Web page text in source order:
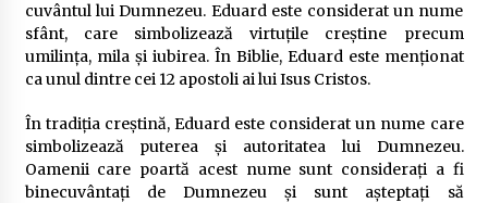
cuvântul lui Dumnezeu. Eduard este considerat un nume
sfânt, care simbolizează virtuțile creștine precum
umilința, mila și iubirea. În Biblie, Eduard este menționat
ca unul dintre cei 12 apostoli ai lui Isus Cristos.
În tradiția creștină, Eduard este considerat un nume care
simbolizează puterea și autoritatea lui Dumnezeu.
Oamenii care poartă acest nume sunt considerați a fi
binecuvântați de Dumnezeu și sunt așteptați să